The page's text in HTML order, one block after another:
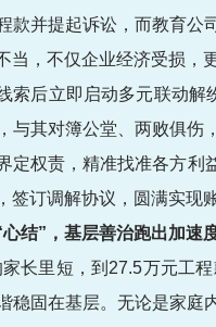
款并提起诉讼，而教育
当，不仅企业经济受损，
索后立即启动多元联动
与其对簿公堂、两败俱
定权责，精准找准各方
签订调解协议，圆满实现
心结”，基层善治跑出加速
家长里短，到27.5万元工
稳固在基层。无论是家